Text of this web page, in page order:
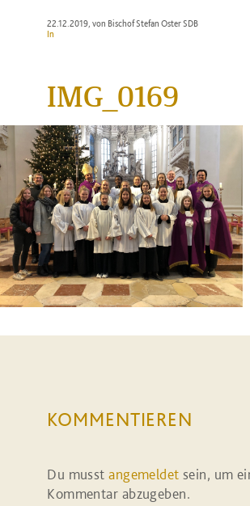
22.12.2019, von Bischof Stefan Oster SDB
In
IMG_0169
KOMMENTIEREN
Du musstangemeldet sein, um
Kommentar abzugeben.